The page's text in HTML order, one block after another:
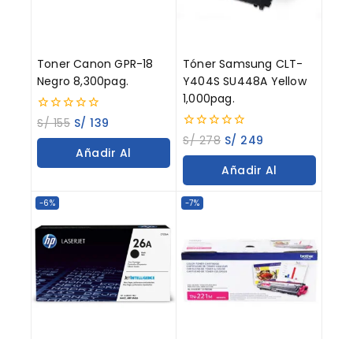
Toner Canon GPR-18
Negro 8,300pag.
0
out
of
S/155 S/ 139
Añadir Al
Tóner Samsung CLT-
Y404S SU448A Yellow
1,000pag.
0
out
of
S/278 S/ 249
Añadir Al
-6% -7%